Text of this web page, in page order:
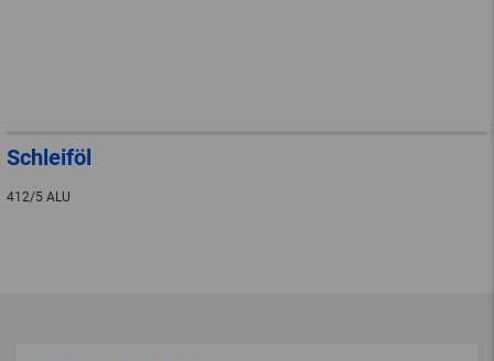
Schleiföl
412/5 ALU